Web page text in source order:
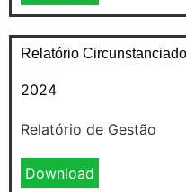
Relatório
2024
Relatório de Gestão
Download